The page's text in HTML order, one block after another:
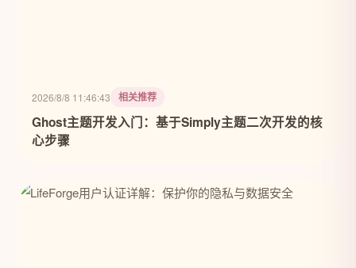
2026/8/8 11:46:43 相关推荐
Ghost主题开发入门：基于Simply主题二次开发的核
心步骤